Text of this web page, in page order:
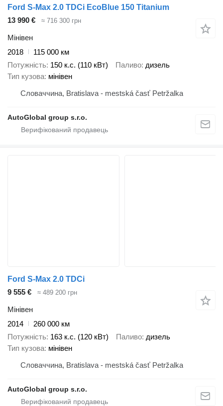
Ford S-Max 2.0 TDCi EcoBlue 150 Titanium
13 990 €
≈ 716 300 грн
Мінівен
2018
115 000 км
Потужність 150 к.с. (110 кВт) Паливо дизель
Тип кузова мінівен
Словаччина, Bratislava - mestská časť Petržalka
AutoGlobal group s.r.o.
Ford S-Max 2.0 TDCi
9 555 €
≈ 489 200 грн
Мінівен
2014
260 000 км
Потужність 163 к.с. (120 кВт) Паливо дизель
Тип кузова мінівен
Словаччина, Bratislava - mestská časť Petržalka
AutoGlobal group s.r.o.